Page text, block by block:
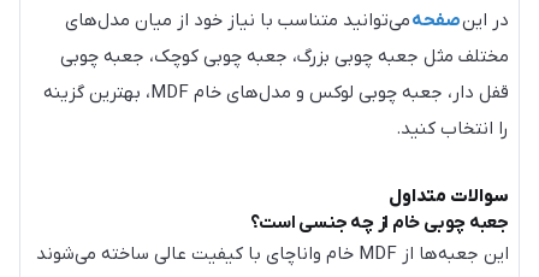
در اینصفحهمی‌توانید متناسب با نیاز خود از میان مدل‌های
مختلف مثل جعبه چوبی بزرگ، جعبه چوبی کوچک، جعبه چوبی
قفل دار، جعبه چوبی لوکس و مدل‌های خام MDF، بهترین گزینه
را انتخاب کنید.
سوالات متداول
جعبه چوبی خام از چه جنسی است؟
این جعبه‌ها از MDF خام واناچای با کیفیت عالی ساخته می‌شوند